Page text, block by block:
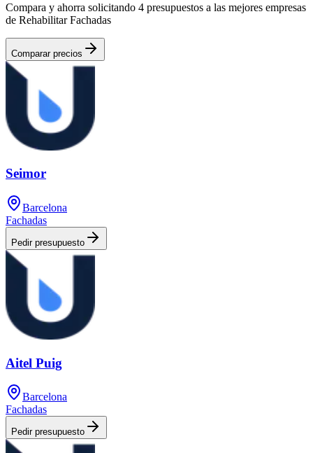
Compara y ahorra solicitando 4 presupuestos a las mejores empresas
de Rehabilitar Fachadas
Comparar precios
Seimor
Barcelona
Fachadas
Pedir presupuesto
Aitel Puig
Barcelona
Fachadas
Pedir presupuesto